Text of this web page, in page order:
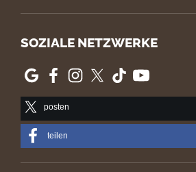
SOZIALE NETZWERKE
posten
teilen